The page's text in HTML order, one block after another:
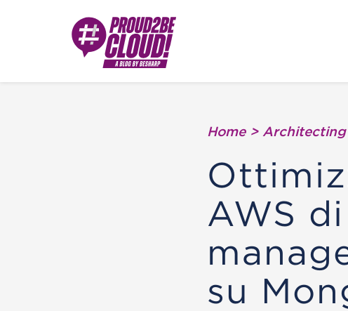
Home > Architecting
AWS
su